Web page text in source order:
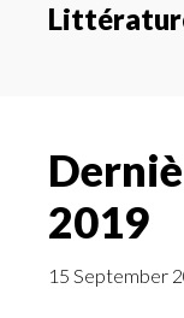
2019
15 September